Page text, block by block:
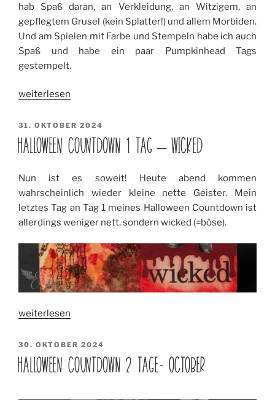
hab Spaß daran, an Verkleidung, an Witzigem, an
gepflegtem Grusel (kein Splatter!) und allem Morbiden.
Und am Spielen mit Farbe und Stempeln habe ich auch
Spaß und habe ein paar Pumpkinhead Tags
gestempelt.
„Pumpkinhead
weiterlesen
VERÖFFENTLICHT
AM
31. OKTOBER 2024
HALLOWEEN COUNTDOWN 1 TAG – WICKED
Nun ist es soweit! Heute abend kommen
wahrscheinlich wieder kleine nette Geister. Mein
letztes Tag an Tag 1 meines Halloween Countdown ist
allerdings weniger nett, sondern wicked (=böse).
„Halloween
1
Tag
–
weiterlesen
VERÖFFENTLICHT
AM
30. OKTOBER 2024
HALLOWEEN COUNTDOWN 2 TAGE- OCTOBER